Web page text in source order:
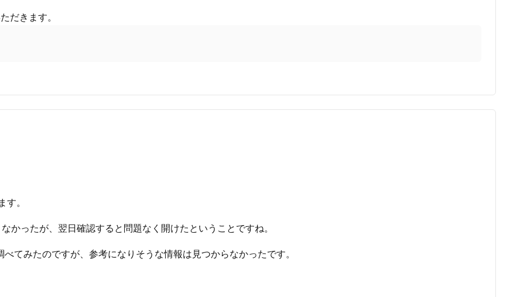
だきます。
。
ったが、翌日確認すると問題なく開けたということですね。
てみたのですが、参考になりそうな情報は見つからなかったです。